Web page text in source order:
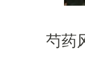
芍药